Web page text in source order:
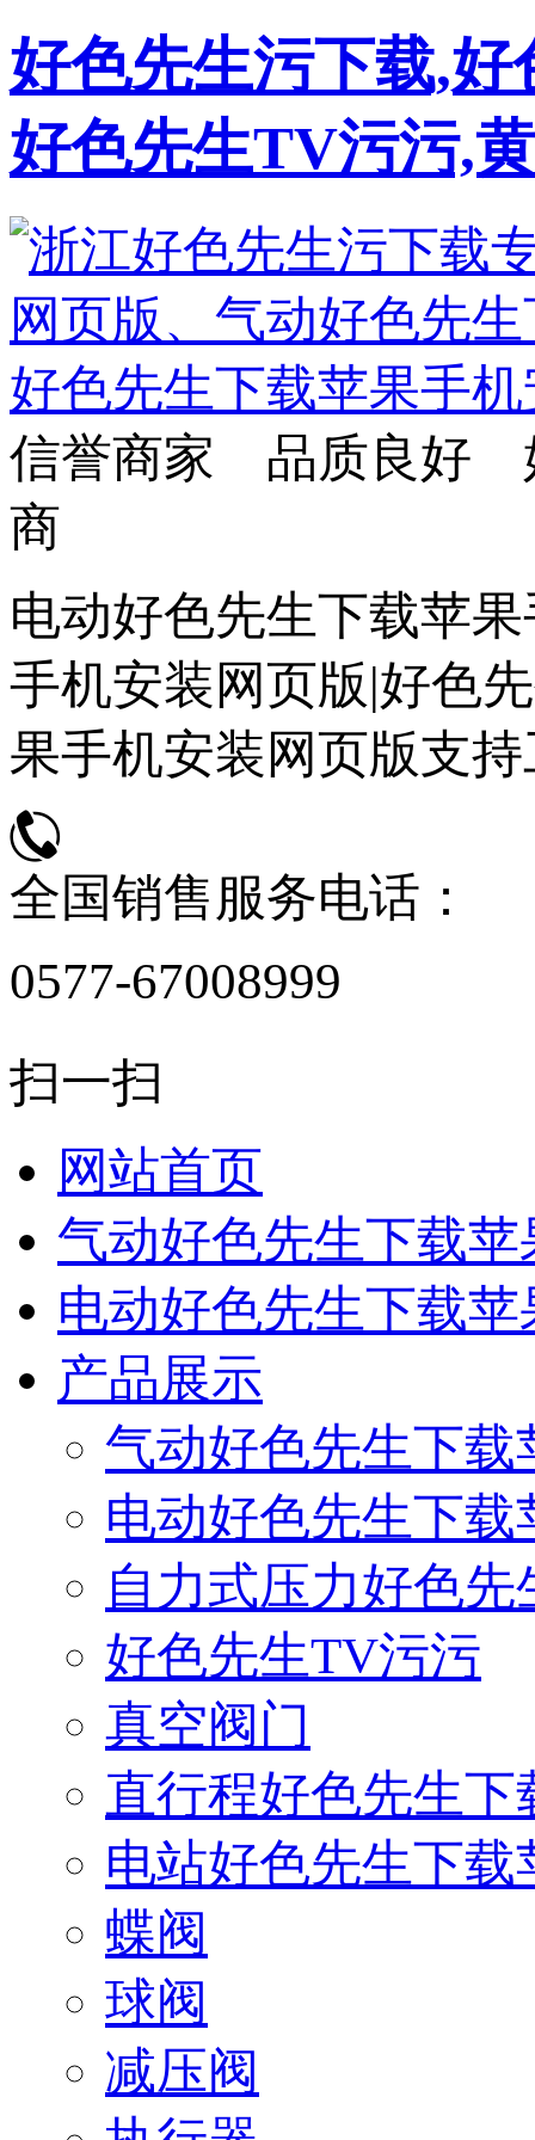
好色先生污下载,
好色先生TV污污,
信誉商家 品质良好
商
电动好色先生下载苹
手机安装网页版|好色
果手机安装网页版支
全国销售服务电话：
0577-67008999
扫一扫
网站首页
气动好色先生下载
电动好色先生下载
产品展示
气动好色先生下
电动好色先生下
自力式压力好色
好色先生TV污污
真空阀门
直行程好色先生
电站好色先生下
蝶阀
球阀
减压阀